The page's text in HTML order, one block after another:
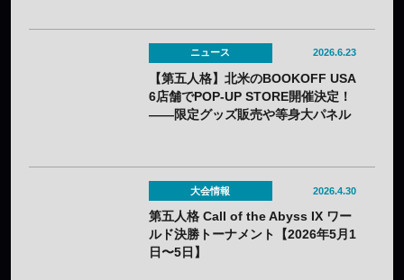
ニュース 2026.6.23
【第五人格】北米のBOOKOFF USA
6店舗でPOP-UP STORE開催決定！
——限定グッズ販売や等身大パネル
大会情報 2026.4.30
第五人格 Call of the Abyss IX ワー
ルド決勝トーナメント【2026年5月1
日〜5日】